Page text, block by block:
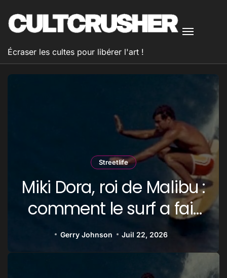
contenu
Écraser les cultes pour libérer l'art !
Google Maps improbable
524-49 Ilsan-dong,
Ilsanseo-gu, Goyang-si,
Gyeonggi-do
Gerry Johnson Juin 25, 2026